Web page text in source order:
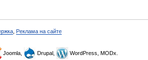
Реклама на сайте
Joomla, Drupal, WordPress, MODx.